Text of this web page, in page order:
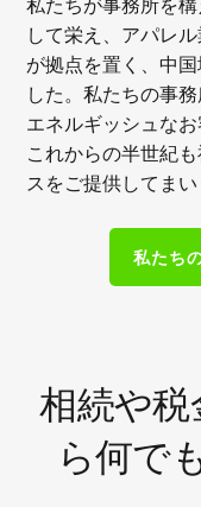
して栄え、アパレ
が拠点を置く、中
した。私たちの事
エネルギッシュな
これからの半世紀
スをご提供してまい
私たち
相続や
ら何で